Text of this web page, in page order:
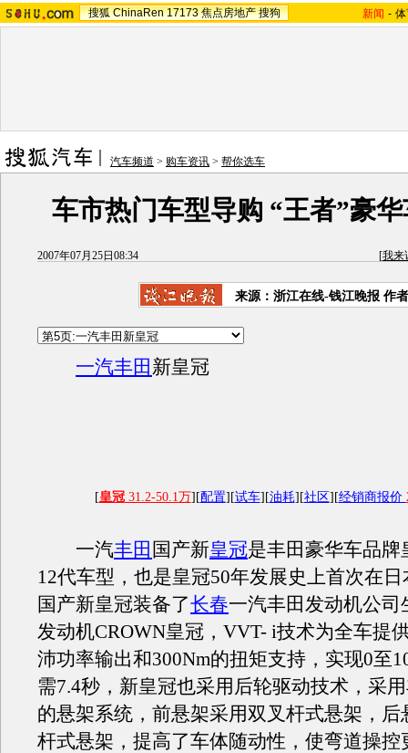
搜狐 ChinaRen 17173 焦点房地产 搜狗 新闻 -
汽车频道 > 购车资讯 > 帮你选车
车市热门车型导购 “王者”豪
2007年07月25日08:34 [我来
来源：浙江在线-钱江晚报 作
一汽丰田 新皇冠
[皇冠31.2-50.1万][配置][试车][油耗][社区][经销商报价
一汽丰田 国产新皇冠是丰田豪华车品牌
12代车型，也是皇冠50年发展史上首次在
国产新皇冠装备了长春一汽丰田发动机公司
发动机CROWN皇冠，VVT- i技术为全车提
沛功率输出和300Nm的扭矩支持，实现0至
需7.4秒，新皇冠也采用后轮驱动技术，采
的悬架系统，前悬架采用双叉杆式悬架，后
杆式悬架，提高了车体随动性，使弯道操控